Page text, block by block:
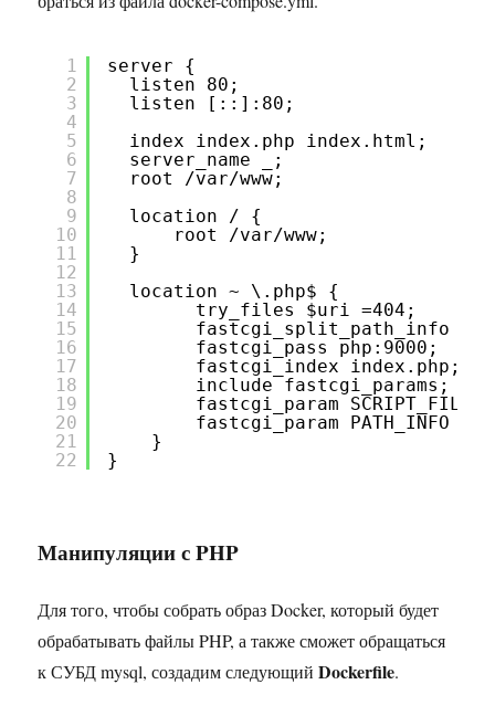
1
2
3
4
5
6
7
8
9
10
11
12
13
14
15
16
17
18
19
20
21
22
server {
listen 80;
listen [::]:80;
index index.php index.html;
server_name _;
root /var/www;
location / {
root /var/www;
}
location ~ \.php$ {
try_files $uri =404;
fastcgi_split_path_info
fastcgi_pass php:9000;
fastcgi_index index.php;
include fastcgi_params;
fastcgi_param
fastcgi_param PATH_INFO
}
}
Манипуляции с PHP
Для того, чтобы собрать образ Docker, который будет
обрабатывать файлы PHP, а также сможет обращаться
к СУБД mysql, создадим следующийDockerfile.